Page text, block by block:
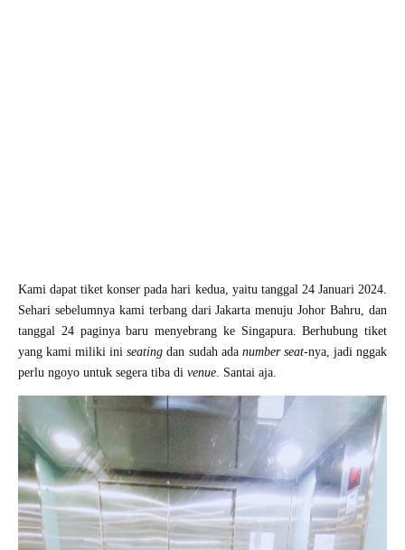
Kami dapat tiket konser pada hari kedua, yaitu tanggal 24 Januari 2024.
Sehari sebelumnya kami terbang dari Jakarta menuju Johor Bahru, dan
tanggal 24 paginya baru menyebrang ke Singapura. Berhubung tiket
yang kami miliki iniseating dan sudah ada number seat-nya, jadi nggak
perlu ngoyo untuk segera tiba di venue . Santai aja.